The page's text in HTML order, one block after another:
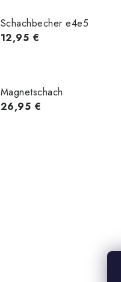
Schachbecher e4e5
12,95 €
Magnetschach
26,95 €